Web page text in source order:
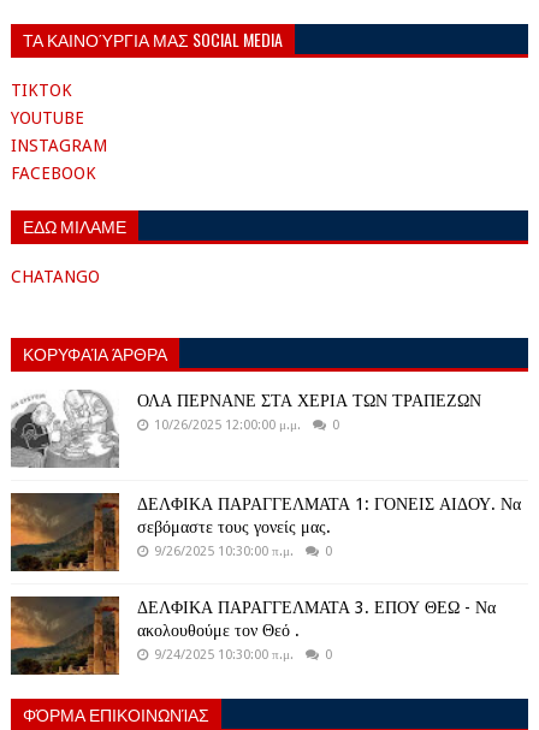
ΤΑ ΚΑΙΝΟΎΡΓΙΑ ΜΑΣ SOCIAL MEDIA
TIKTOK
YOUTUBE
INSTAGRAM
FACEBOOK
ΕΔΩ ΜΙΛΑΜΕ
CHATANGO
ΚΟΡΥΦΑΊΑ ΆΡΘΡΑ
ΟΛΑ ΠΕΡΝΑΝΕ ΣΤΑ ΧΕΡΙΑ ΤΩΝ ΤΡΑΠΕΖΩΝ
10/26/2025 12:00:00 μ.μ. 0
ΔΕΛΦΙΚΑ ΠΑΡΑΓΓΕΛΜΑΤΑ 1: ΓΟΝΕΙΣ ΑΙΔΟΥ. Να
σεβόμαστε τους γονείς μας.
9/26/2025 10:30:00 π.μ. 0
ΔΕΛΦΙΚΑ ΠΑΡΑΓΓΕΛΜΑΤΑ 3. ΕΠΟΥ ΘΕΩ - Να
ακολουθούμε τον Θεό .
9/24/2025 10:30:00 π.μ. 0
ΦΌΡΜΑ ΕΠΙΚΟΙΝΩΝΊΑΣ